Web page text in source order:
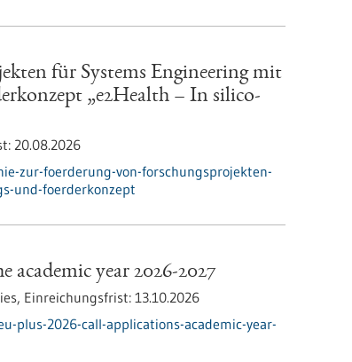
für Systems Engineering mit
„e2Health – In silico-
20.08.2026
zur-foerderung-von-forschungsprojekten-
und-foerderkonzept
year 2026-2027
Einreichungsfrist: 13.10.2026
2026-call-applications-academic-year-